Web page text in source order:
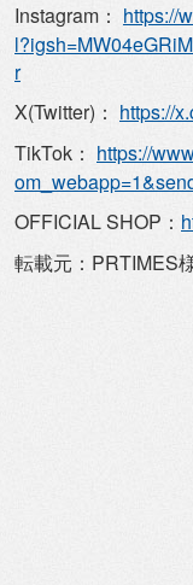
Instagram： https://
l?igsh=
r
X(Twitter)： https://
TikTok： https://
om_
OFFICIAL SHOP：
転載元：PRTIMES